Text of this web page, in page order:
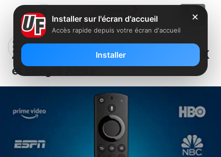
Amazon dévoile son Fire TV Stick 4K
et intègre Alexa
✕
Installer sur l'écran d'accueil
Accès rapide depuis votre écran d'accueil
Installer